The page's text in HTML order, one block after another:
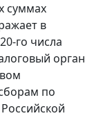
суммах
в
го числа
орган
по